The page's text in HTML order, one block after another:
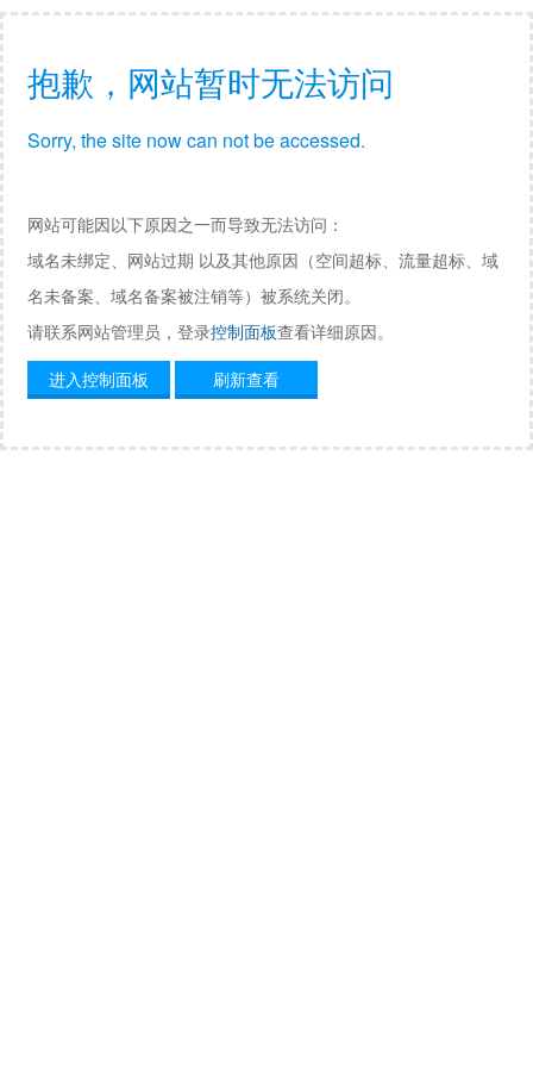
抱歉，网站暂时无法访问
Sorry, the site now can not be accessed.
网站可能因以下原因之一而导致无法访问：
域名未绑定、网站过期 以及其他原因（空间超标、流量超标、域
名未备案、域名备案被注销等）被系统关闭。
请联系网站管理员，登录控制面板查看详细原因。
进入控制面板
刷新查看